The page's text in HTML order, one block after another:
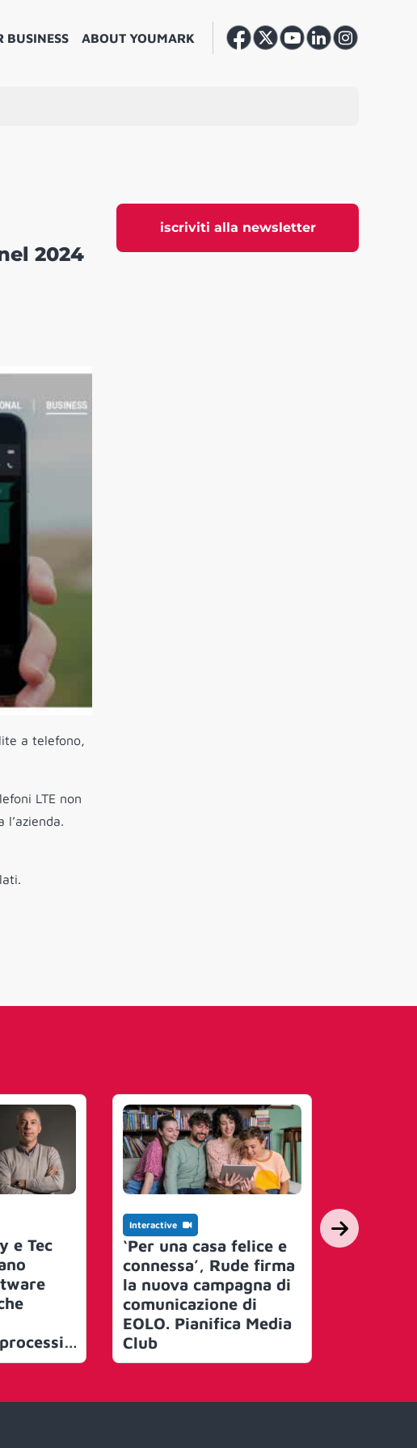
BUSINESS ABOUT YOUMARK
iscriviti alla newsletter
2024
a telefono,
LTE non
l’azienda.
e Tec
i
Interactive
‘Per una casa felice e
connessa’, Rude firma
la nuova campagna di
comunicazione di
EOLO. Pianifica Media
Club
Interactive
Singtel